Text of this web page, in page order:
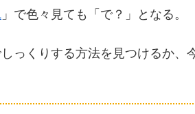
」で色々見ても「で？」となる。
っくりする方法を見つけるか、